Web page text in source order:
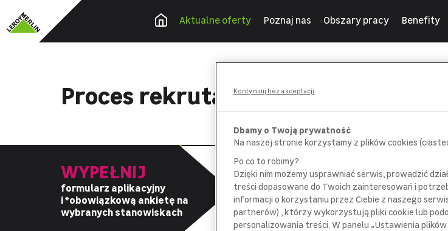
Aktualne oferty Poznaj nas Obszary pracy Benefity
Proces rekrutacyjny
WYPEŁNIJ
formularz aplikacyjny
i *obowiązkową ankietę na
wybranych stanowiskach
POROZMAWIAJ
z pracownikiem
działu rekrutacji
Dbamy o Twoją prywatność
Na naszej stronie korzystamy z plików cookies
Po co to robimy?
Dzięki nim możemy usprawniać serwis, prowadzić
treści dopasowane do Twoich zainteresowań i
informacji o korzystaniu przez Ciebie z naszego
partnerów) , którzy wykorzystują pliki cookie lub
personalizowania treści. W panelu „Ustawienia
Kontynuuj bez akceptacji